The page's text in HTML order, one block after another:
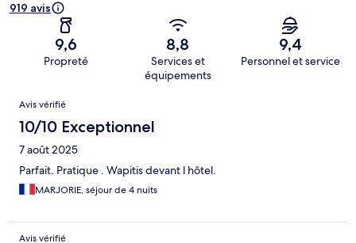
919 avis
9,6
Propreté
8,8
Services et
équipements
9,4
Personnel et service
Avis
Avis vérifié
10/10 Exceptionnel
7 août 2025
Parfait. Pratique . Wapitis devant l hôtel.
MARJORIE, séjour de 4 nuits
Avis vérifié